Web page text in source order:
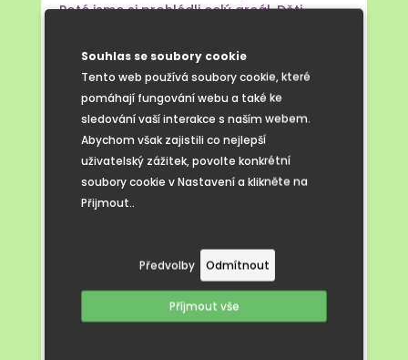
Souhlas se soubory cookie
Tento web používá soubory cookie, které
pomáhají fungování webu a také ke
sledování vaší interakce s naším webem.
Abychom však zajistili co nejlepší
uživatelský zážitek, povolte konkrétní
soubory cookie v Nastavení a klikněte na
Přijmout..
Předvolby Odmítnout
Příjmout vše
Poté jsme si prohlédli celý areál. Děti
slovní zásoby) a pak už hurá ke zvířátkům.
Kozy, slepice, králík i morčata se stali
objektem radostného krmení, hlazení,
a dokonce i venčení.
Největší úspěch ale slavilo lesní hřiště –
lana mezi stromy, pneumatika na laně,
a jako třešnička na dortu luk a prak! Děti
se vrhaly do aktivit s nadšením sobě
premiéra. Pro mnohé děti to byla jejich
úplně první zkušenost s kadibudkou.
A zvládly to statečně!
Výlet krásně shrnula jedna dívka z Veverek